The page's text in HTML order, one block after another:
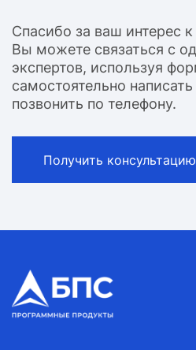
Спасибо за ваш интерес
Вы можете связаться с
экспертов, используя
самостоятельно
позвонить по телефону.
Получить консультацию